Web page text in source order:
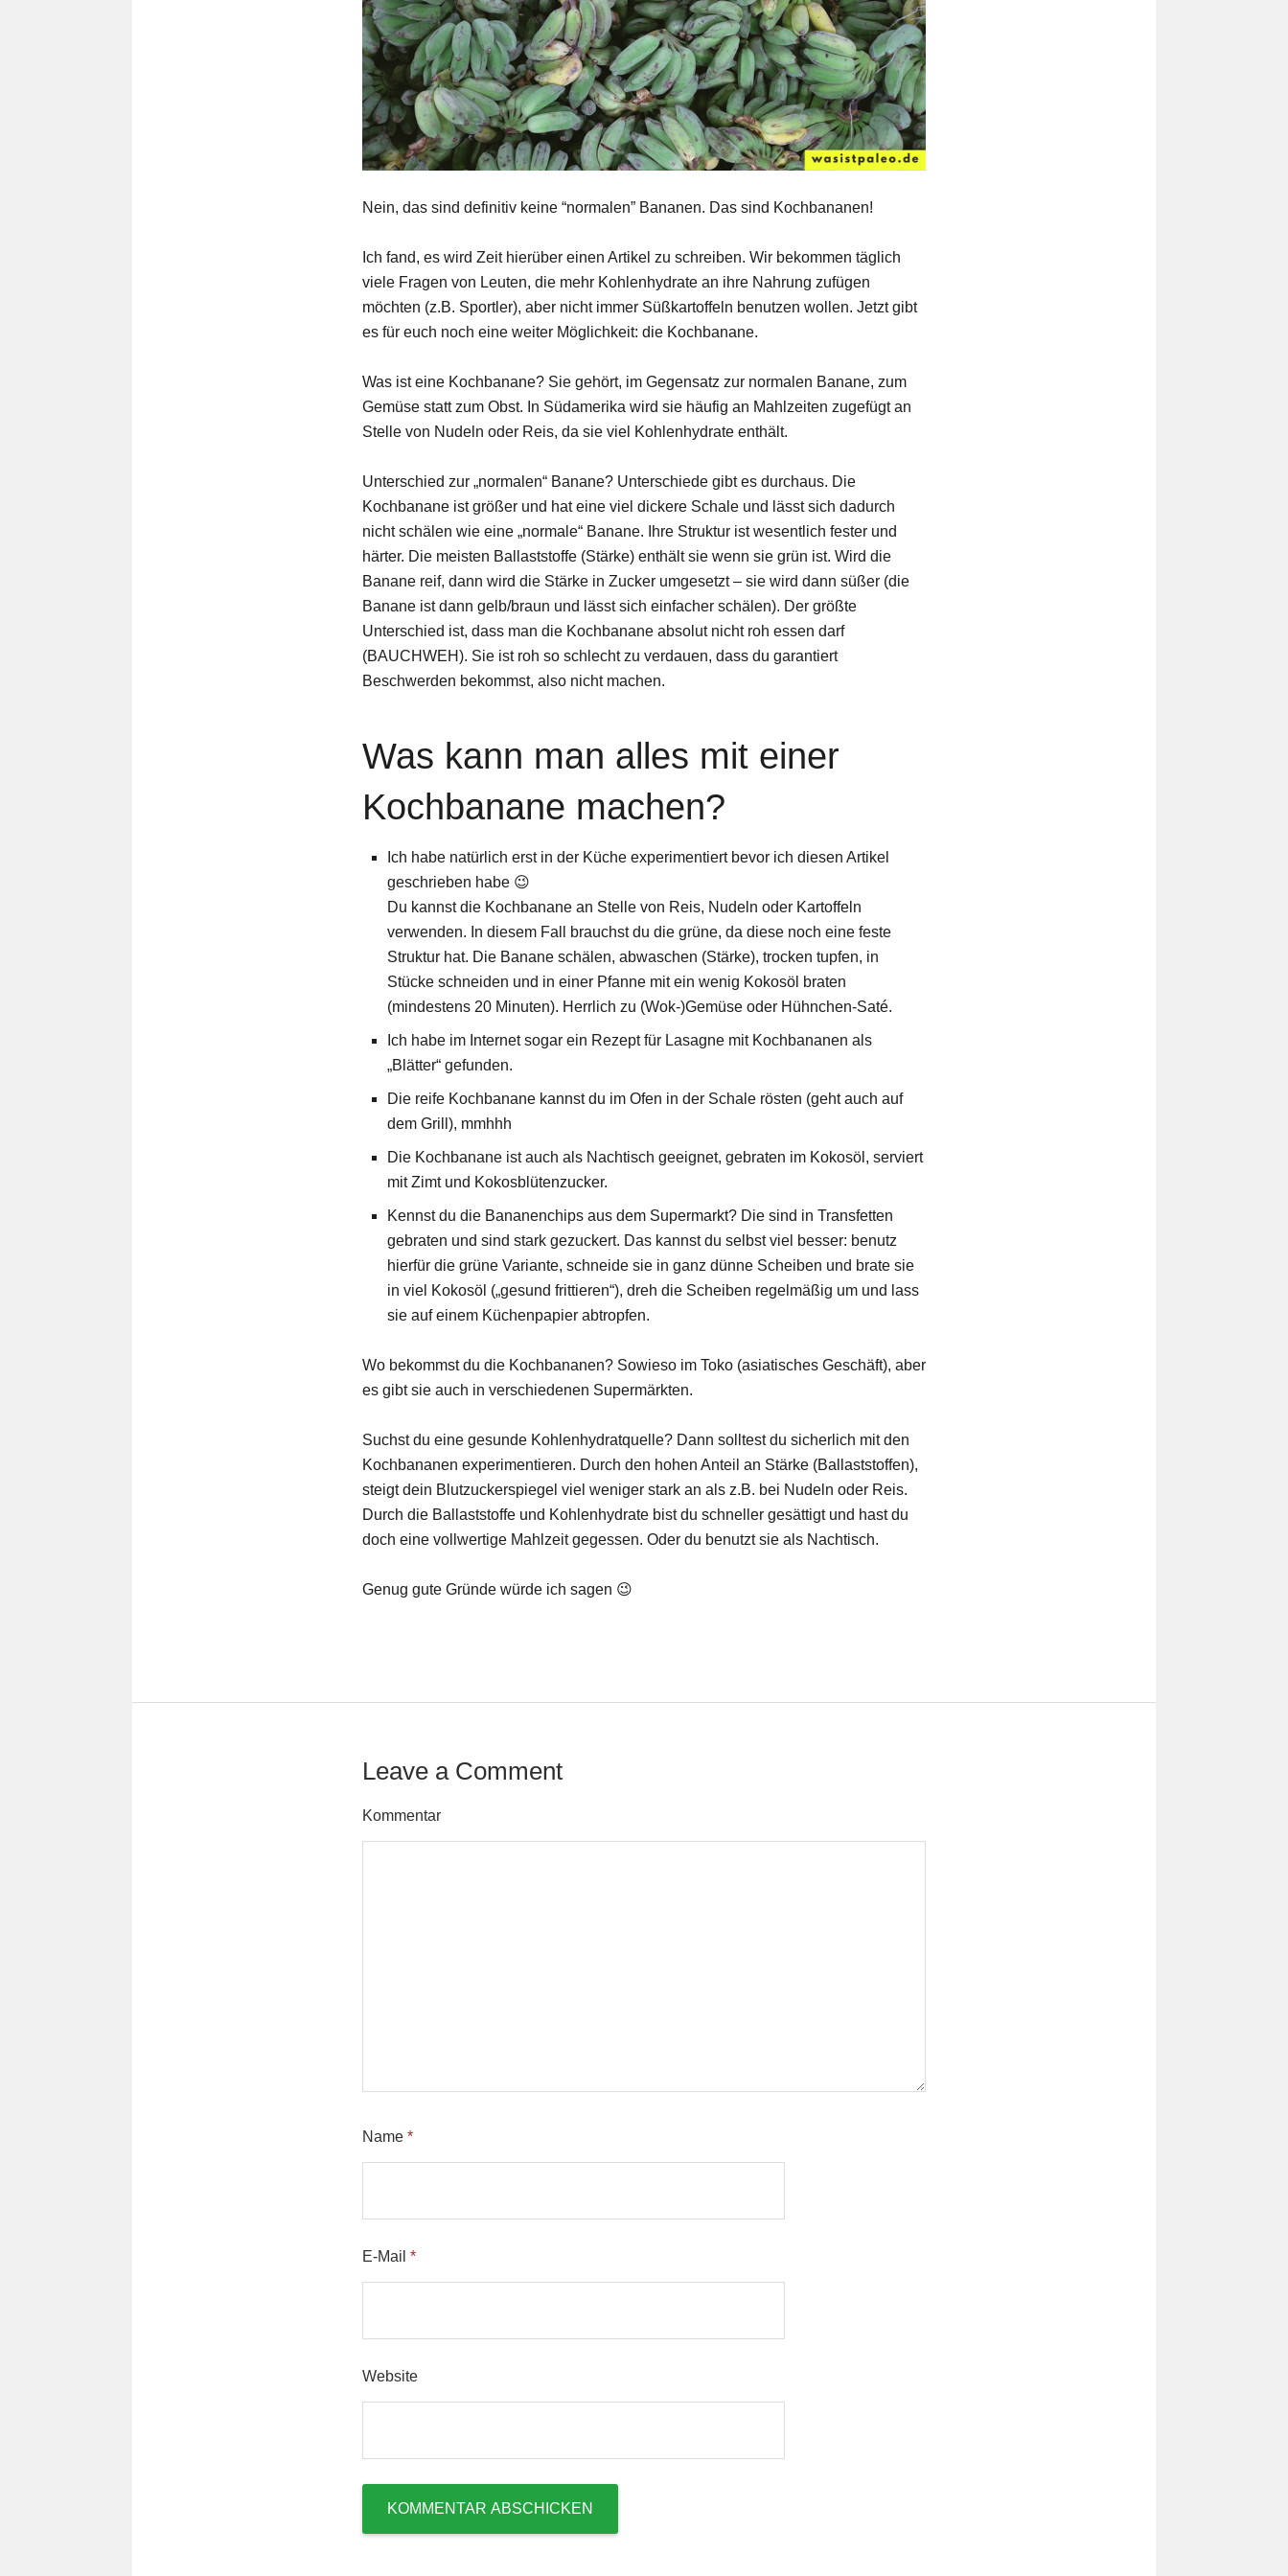
Nein, das sind definitiv keine “normalen” Bananen. Das sind Kochbananen!
Ich fand, es wird Zeit hierüber einen Artikel zu schreiben. Wir bekommen täglich
viele Fragen von Leuten, die mehr Kohlenhydrate an ihre Nahrung zufügen
möchten (z.B. Sportler), aber nicht immer Süßkartoffeln benutzen wollen. Jetzt gibt
es für euch noch eine weiter Möglichkeit: die Kochbanane.
Was ist eine Kochbanane? Sie gehört, im Gegensatz zur normalen Banane, zum
Gemüse statt zum Obst. In Südamerika wird sie häufig an Mahlzeiten zugefügt an
Stelle von Nudeln oder Reis, da sie viel Kohlenhydrate enthält.
Unterschied zur „normalen“ Banane? Unterschiede gibt es durchaus. Die
Kochbanane ist größer und hat eine viel dickere Schale und lässt sich dadurch
nicht schälen wie eine „normale“ Banane. Ihre Struktur ist wesentlich fester und
härter. Die meisten Ballaststoffe (Stärke) enthält sie wenn sie grün ist. Wird die
Banane reif, dann wird die Stärke in Zucker umgesetzt – sie wird dann süßer (die
Banane ist dann gelb/braun und lässt sich einfacher schälen). Der größte
Unterschied ist, dass man die Kochbanane absolut nicht roh essen darf
(BAUCHWEH). Sie ist roh so schlecht zu verdauen, dass du garantiert
Beschwerden bekommst, also nicht machen.
Was kann man alles mit einer
Kochbanane machen?
Ich habe natürlich erst in der Küche experimentiert bevor ich diesen Artikel
geschrieben habe 😉
Du kannst die Kochbanane an Stelle von Reis, Nudeln oder Kartoffeln
verwenden. In diesem Fall brauchst du die grüne, da diese noch eine feste
Struktur hat. Die Banane schälen, abwaschen (Stärke), trocken tupfen, in
Stücke schneiden und in einer Pfanne mit ein wenig Kokosöl braten
(mindestens 20 Minuten). Herrlich zu (Wok-)Gemüse oder Hühnchen-Saté.
Ich habe im Internet sogar ein Rezept für Lasagne mit Kochbananen als
„Blätter“ gefunden.
Die reife Kochbanane kannst du im Ofen in der Schale rösten (geht auch auf
dem Grill), mmhhh
Die Kochbanane ist auch als Nachtisch geeignet, gebraten im Kokosöl, serviert
mit Zimt und Kokosblütenzucker.
Kennst du die Bananenchips aus dem Supermarkt? Die sind in Transfetten
gebraten und sind stark gezuckert. Das kannst du selbst viel besser: benutz
hierfür die grüne Variante, schneide sie in ganz dünne Scheiben und brate sie
in viel Kokosöl („gesund frittieren“), dreh die Scheiben regelmäßig um und lass
sie auf einem Küchenpapier abtropfen.
Wo bekommst du die Kochbananen? Sowieso im Toko (asiatisches Geschäft), aber
es gibt sie auch in verschiedenen Supermärkten.
Suchst du eine gesunde Kohlenhydratquelle? Dann solltest du sicherlich mit den
Kochbananen experimentieren. Durch den hohen Anteil an Stärke (Ballaststoffen),
steigt dein Blutzuckerspiegel viel weniger stark an als z.B. bei Nudeln oder Reis.
Durch die Ballaststoffe und Kohlenhydrate bist du schneller gesättigt und hast du
doch eine vollwertige Mahlzeit gegessen. Oder du benutzt sie als Nachtisch.
Genug gute Gründe würde ich sagen 😉
Leave a Comment
Kommentar
Name *
E-Mail *
Website